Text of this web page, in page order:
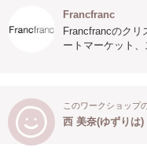
Francfranc
Francfrancのクリ
ートマーケット
このワークショップ
西 美奈(ゆずりは)